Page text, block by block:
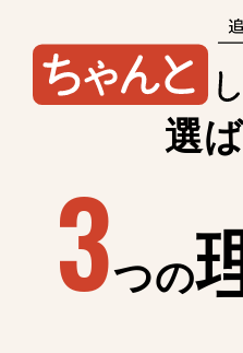
選
3つの